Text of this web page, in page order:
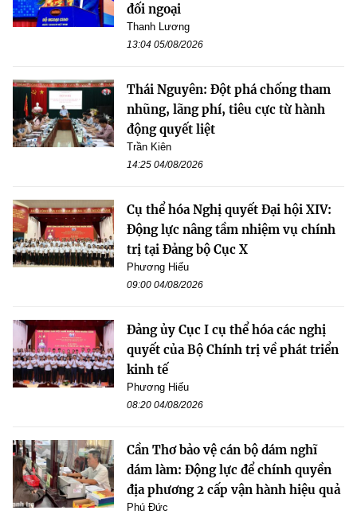
đối ngoại
Thanh Lương
13:04 05/08/2026
Thái Nguyên: Đột phá chống tham
nhũng, lãng phí, tiêu cực từ hành
động quyết liệt
Trần Kiên
14:25 04/08/2026
Cụ thể hóa Nghị quyết Đại hội XIV:
Động lực nâng tầm nhiệm vụ chính
trị tại Đảng bộ Cục X
Phương Hiếu
09:00 04/08/2026
Đảng ủy Cục I cụ thể hóa các nghị
quyết của Bộ Chính trị về phát triển
kinh tế
Phương Hiếu
08:20 04/08/2026
Cần Thơ bảo vệ cán bộ dám nghĩ
dám làm: Động lực để chính quyền
địa phương 2 cấp vận hành hiệu quả
Phú Đức